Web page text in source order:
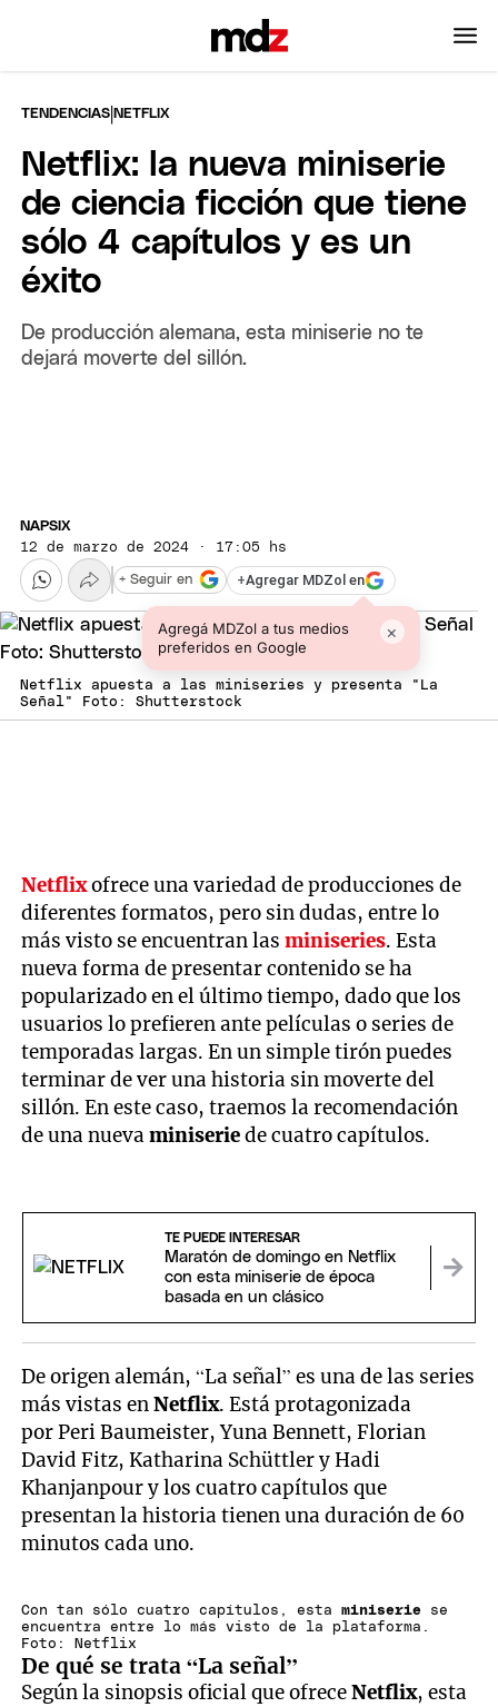
TENDENCIAS |NETFLIX
Netflix: la nueva miniserie
de ciencia ficción que tiene
sólo 4 capítulos y es un
éxito
De producción alemana, esta miniserie no te
dejará moverte del sillón.
NAPSIX
12 de marzo de 2024 · 17:05 hs
+Agregar MDZol en
Agregá MDZol a tus medios
preferidos en Google
×
+ Seguir en
Netflix apuesta a las miniseries y presenta "La
Señal" Foto: Shutterstock
Netflixofrece una variedad de producciones de
diferentes formatos, pero sin dudas, entre lo
más visto se encuentran lasminiseries. Esta
nueva forma de presentar contenido se ha
popularizado en el último tiempo, dado que los
usuarios lo prefieren ante películas o series de
temporadas largas. En un simple tirón puedes
terminar de ver una historia sin moverte del
sillón. En este caso, traemos la recomendación
de una nuevaminiseriede cuatro capítulos.
TE PUEDE INTERESAR
Maratón de domingo en Netflix
con esta miniserie de época
basada en un clásico
De origen alemán, “La señal” es una de las series
más vistas enNetflix. Está protagonizada
por Peri Baumeister, Yuna Bennett, Florian
David Fitz, Katharina Schüttler y Hadi
Khanjanpour y los cuatro capítulos que
presentan la historia tienen una duración de 60
minutos cada uno.
Con tan sólo cuatro capítulos, estaminiserie se
encuentra entre lo más visto de la plataforma.
Foto: Netflix
De qué se trata “La señal”
Según la sinopsis oficial que ofreceNetflix, esta